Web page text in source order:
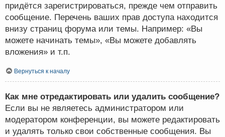
придётся зарегистрироваться, прежде чем отправить
сообщение. Перечень ваших прав доступа находится
внизу страниц форума или темы. Например: «Вы
можете начинать темы», «Вы можете добавлять
вложения» и т.п.
Вернуться к началу
Как мне отредактировать или удалить сообщение?
Если вы не являетесь администратором или
модератором конференции, вы можете редактировать
и удалять только свои собственные сообщения. Вы